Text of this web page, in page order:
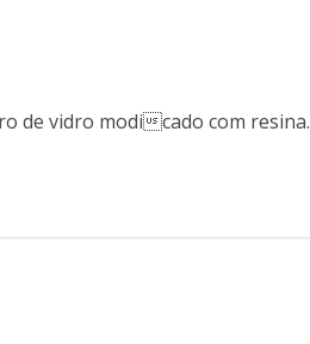
de vidro modicado com resina.